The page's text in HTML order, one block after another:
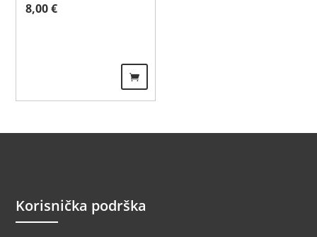
8,00€
Korisnička podrška